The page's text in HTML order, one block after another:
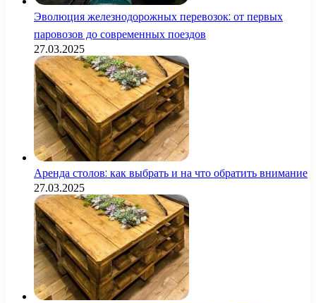
Эволюция железнодорожных перевозок: от первых
паровозов до современных поездов
27.03.2025
Аренда столов: как выбрать и на что обратить внимание
27.03.2025